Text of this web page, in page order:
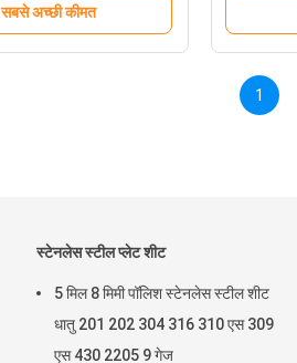
सबसे अच्छी कीमत
1
स्टेनलेस स्टील प्लेट शीट
5 मिल 8 मिमी पॉलिश स्टेनलेस स्टील शीट
धातु 201 202 304 316 310 एस 309
एस 430 2205 9 गेज